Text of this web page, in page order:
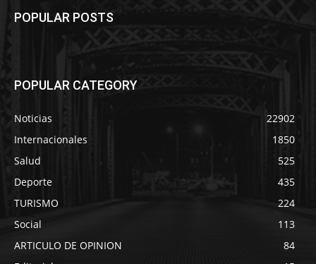
POPULAR POSTS
POPULAR CATEGORY
Noticias
22902
Internacionales
1850
Salud
525
Deporte
435
TURISMO
224
Social
113
ARTICULO DE OPINION
84